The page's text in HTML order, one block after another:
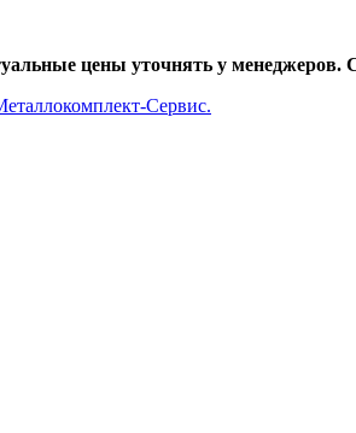
цены уточнять у менеджеров.